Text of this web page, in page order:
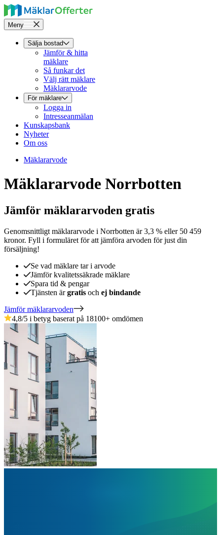
Meny
Sälja bostad
Jämför & hitta
mäklare
Så funkar det
Välj rätt mäklare
Mäklararvode
För mäklare
Logga in
Intresseanmälan
Kunskapsbank
Nyheter
Om oss
Mäklararvode
Mäklararvode Norrbotten
Jämför mäklararvoden gratis
Genomsnittligt mäklararvode i Norrbotten är3,3 % eller 50 459
kronor. Fyll i formuläret för att jämföra arvoden för just din
försäljning!
Se vad mäklare tar i arvode
Jämför kvalitetssäkrade mäklare
Spara tid & pengar
Tjänsten ärgratis och ej bindande
Jämför mäklararvoden
4,8/5 i betyg baserat på 18100+ omdömen